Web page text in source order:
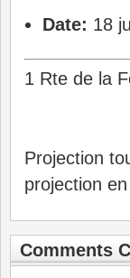
Date: 18
1 Rte de la
Projection
projection
Comments